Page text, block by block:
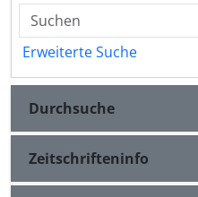
Erweiterte Suche
Durchsuche
Zeitschrifteninfo